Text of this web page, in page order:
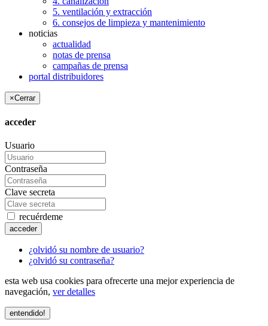
5. ventilación y extracción
6. consejos de limpieza y mantenimiento
noticias
actualidad
notas de prensa
campañas de prensa
portal distribuidores
×Cerrar
acceder
Usuario
Contraseña
Clave secreta
recuérdeme
acceder
¿olvidó su nombre de usuario?
¿olvidó su contraseña?
esta web usa cookies para ofrecerte una mejor experiencia de
navegación, ver detalles
entendido!